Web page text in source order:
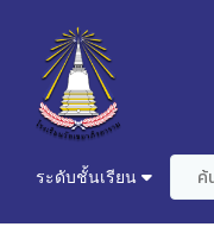
ระดับชั้นเรียน